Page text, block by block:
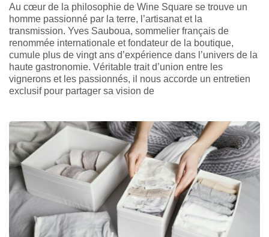
Au cœur de la philosophie de Wine Square se trouve un
homme passionné par la terre, l’artisanat et la
transmission. Yves Sauboua, sommelier français de
renommée internationale et fondateur de la boutique,
cumule plus de vingt ans d’expérience dans l’univers de la
haute gastronomie. Véritable trait d’union entre les
vignerons et les passionnés, il nous accorde un entretien
exclusif pour partager sa vision de